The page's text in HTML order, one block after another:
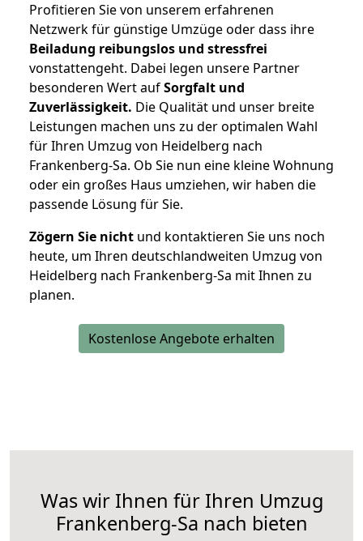
Profitieren Sie von unserem erfahrenen
Netzwerk für günstige Umzüge oder dass ihre
Beiladung reibungslos und stressfrei
vonstattengeht. Dabei legen unsere Partner
besonderen Wert aufSorgfalt und
Zuverlässigkeit. Die Qualität und unser breite
Leistungen machen uns zu der optimalen Wahl
für Ihren Umzug von Heidelberg nach
Frankenberg-Sa. Ob Sie nun eine kleine Wohnung
oder ein großes Haus umziehen, wir haben die
passende Lösung für Sie.
Zögern Sie nicht und kontaktieren Sie uns noch
heute, um Ihren deutschlandweiten Umzug von
Heidelberg nach Frankenberg-Sa mit Ihnen zu
planen.
Kostenlose Angebote erhalten
Was wir Ihnen für Ihren Umzug
Frankenberg-Sa nach bieten